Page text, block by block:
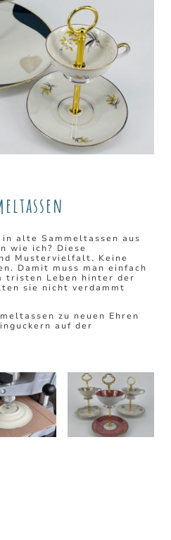
alte Sammeltassen aus
wie ich? Diese
Mustervielfalt. Keine
Damit muss man einfach
tristen Leben hinter der
sie nicht verdammt
zu neuen Ehren
auf der